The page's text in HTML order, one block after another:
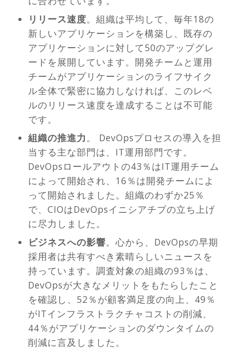
リリース速度。組織は平均して、毎年18の
新しいアプリケーションを構築し、既存の
アプリケーションに対して50のアップグレ
ードを展開しています。開発チームと運用
チームがアプリケーションのライフサイク
ル全体で緊密に協力しなければ、このレベ
ルのリリース速度を達成することは不可能
です。
組織の推進力 。 DevOpsプロセスの導入を担
当する主な部門は、IT運用部門です。
DevOpsロールアウトの43％はIT運用チーム
によって開始され、16％は開発チームによ
って開始されました。組織のわずか25％
で、CIOはDevOpsイニシアチブの立ち上げ
に尽力しました。
ビジネスへの影響。心から、DevOpsの早期
採用者は共有すべき素晴らしいニュースを
持っています。調査対象の組織の93％は、
DevOpsが大きなメリットをもたらしたこと
を確認し、52％が顧客満足度の向上、49％
がITインフラストラクチャコストの削減、
44％がアプリケーションのダウンタイムの
削減に言及しました。